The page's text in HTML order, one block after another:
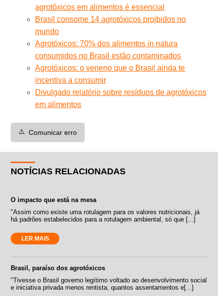
agrotóxicos em alimentos é essencial
Brasil consome 14 agrotóxicos proibidos no
mundo
Agrotóxicos: 70% dos alimentos in natura
consumidos no Brasil estão contaminados
Agrotóxicos: o veneno que o Brasil ainda te
incentiva a consumir
Divulgado relatório sobre resíduos de agrotóxicos
em alimentos
⚠️ Comunicar erro
NOTÍCIAS RELACIONADAS
O impacto que está na mesa
"Assim como existe uma rotulagem para os valores nutricionais, já
há padrões estabelecidos para a rotulagem ambiental, só que [...]
LER MAIS
Brasil, paraíso dos agrotóxicos
"Tivesse o Brasil governo legítimo voltado ao desenvolvimento social
e iniciativa privada menos rentista, quantos assentamentos e[...]